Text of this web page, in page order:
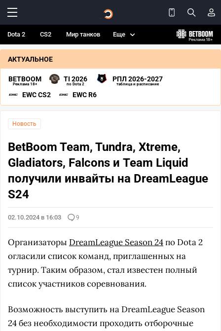
Dota 2 CS2 Мир танков Еще
АКТУАЛЬНОЕ
BETBOOM
Реклама 18+
TI 2026
по Dota 2
РПЛ 2026-2027
таблица и расписание
EWC CS2 EWC R6
Новость
BetBoom Team, Tundra, Xtreme,
Gladiators, Falcons и Team Liquid
получили инвайты на DreamLeague
S24
02.10.2024 в 16:03 9
Организаторы DreamLeague Season 24по Dota 2
огласили список команд, приглашенных на
турнир. Таким образом, стал известен полный
список участников соревнования.
Возможность выступить на DreamLeague Season
24 без необходимости проходить отборочные